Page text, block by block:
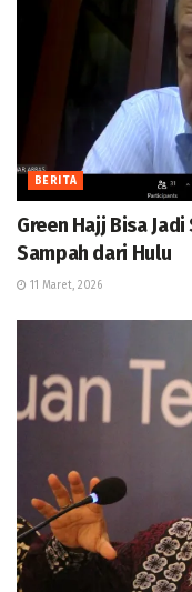
BERITA
Green Hajj Bisa
Sampah dari Hulu
11 Maret, 2026